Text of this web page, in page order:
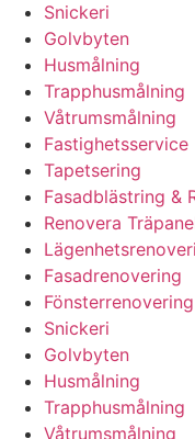
Snickeri
Golvbyten
Husmålning
Trapphusmålning
Våtrumsmålning
Fastighetsservice
Tapetsering
Fasadblästring &
Renovera
Fasadrenovering
Fönsterrenovering
Snickeri
Golvbyten
Husmålning
Trapphusmålning
Våtrumsmålning